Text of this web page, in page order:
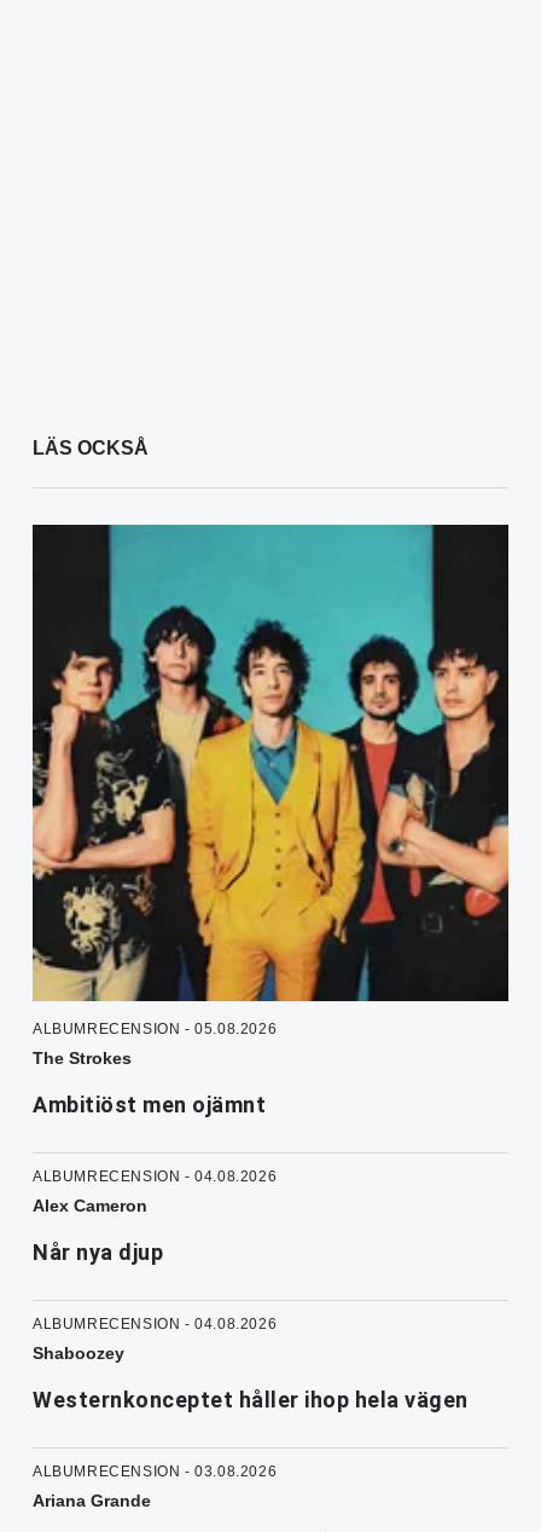
LÄS OCKSÅ
ALBUMRECENSION - 05.08.2026
The Strokes
Ambitiöst men ojämnt
ALBUMRECENSION - 04.08.2026
Alex Cameron
Når nya djup
ALBUMRECENSION - 04.08.2026
Shaboozey
Westernkonceptet håller ihop hela vägen
ALBUMRECENSION - 03.08.2026
Ariana Grande